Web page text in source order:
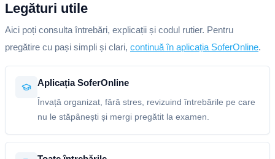
Legături utile
Aici poți consulta întrebări, explicații și codul rutier. Pentru
pregătire cu pași simpli și clari, continuă în aplicația SoferOnline.
Aplicația SoferOnline
Învață organizat, fără stres, revizuind întrebările pe care
nu le stăpânești și mergi pregătit la examen.